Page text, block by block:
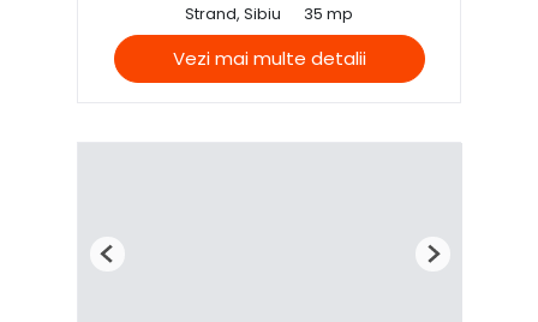
Strand, Sibiu
35 mp
Vezi mai multe detalii
Previous Next